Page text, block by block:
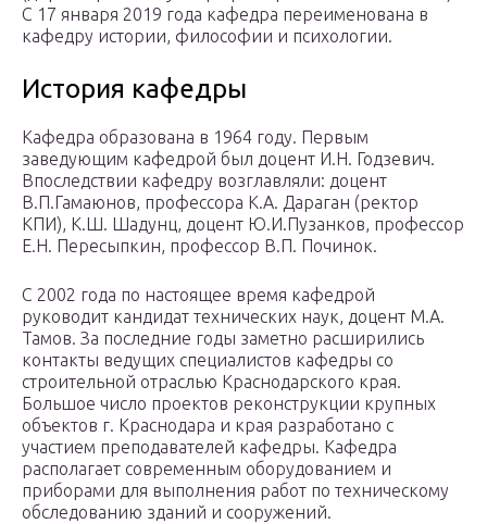
С 17 января 2019 года кафедра переименована в
кафедру истории, философии и психологии.
История кафедры
Кафедра образована в 1964 году. Первым
заведующим кафедрой был доцент И.Н. Годзевич.
Впоследствии кафедру возглавляли: доцент
В.П.Гамаюнов, профессора К.А. Дараган (ректор
КПИ), К.Ш. Шадунц, доцент Ю.И.Пузанков, профессор
Е.Н. Пересыпкин, профессор В.П. Починок.
С 2002 года по настоящее время кафедрой
руководит кандидат технических наук, доцент М.А.
Тамов. За последние годы заметно расширились
контакты ведущих специалистов кафедры со
строительной отраслью Краснодарского края.
Большое число проектов реконструкции крупных
объектов г. Краснодара и края разработано с
участием преподавателей кафедры. Кафедра
располагает современным оборудованием и
приборами для выполнения работ по техническому
обследованию зданий и сооружений.